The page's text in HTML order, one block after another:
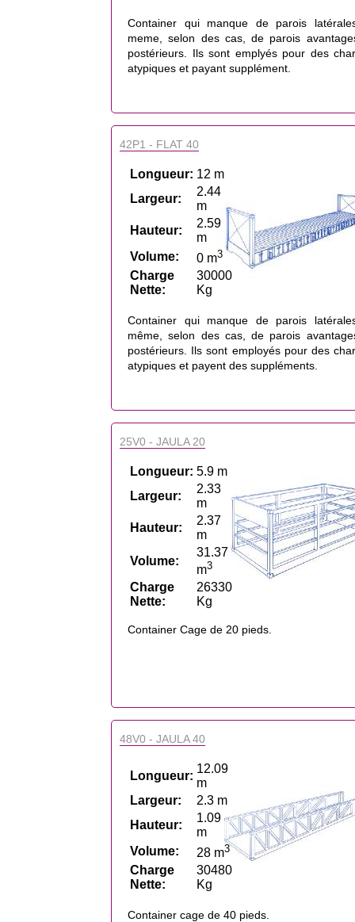
Container qui manque de parois
meme, selon des cas, de parois
postérieurs. Ils sont emplyés pour des
atypiques et payant supplément.
42P1 - FLAT 40
Longueur: 12 m
Largeur:
2.44
m
Hauteur:
2.59
m
Volume:
0 m3
Charge
Nette:
30000
Kg
Container qui manque de parois
même, selon des cas, de parois
postérieurs. Ils sont employés pour des
atypiques et payent des suppléments.
25V0 - JAULA 20
Longueur: 5.9 m
Largeur:
2.33
m
Hauteur:
2.37
m
Volume:
31.37
m3
Charge
Nette:
26330
Kg
Container Cage de 20 pieds.
48V0 - JAULA 40
Longueur:
12.09
m
Largeur:
2.3 m
Hauteur:
1.09
m
Volume:
28 m3
Charge
Nette:
30480
Kg
Container cage de 40 pieds.